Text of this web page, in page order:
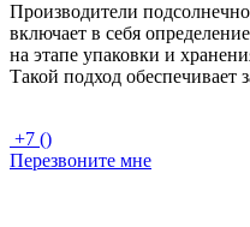
Производители
включает в себя
на этапе упаковки и
Такой подход обеспечивает
+7 ()
Перезвоните мне